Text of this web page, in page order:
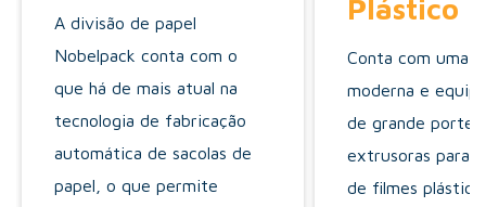
A divisão de papel
Nobelpack conta com o
que há de mais atual na
tecnologia de fabricação
automática de sacolas de
papel, o que permite
Plástico
Conta com uma
moderna e
de grande porte
extrusoras para
de filmes